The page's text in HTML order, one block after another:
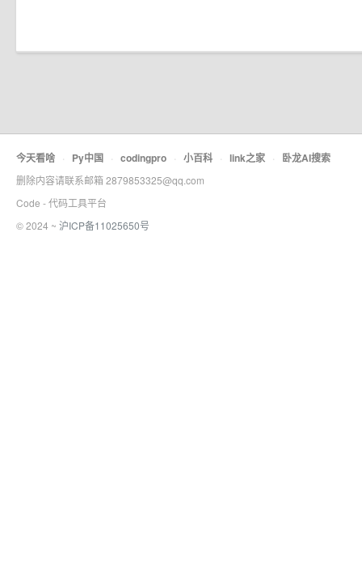
今天看啥 · Py中国 · codingpro · 小百科 · link之家 · 卧龙AI搜索
删除内容请联系邮箱 2879853325@qq.com
Code - 代码工具平台
© 2024 ~ 沪ICP备11025650号